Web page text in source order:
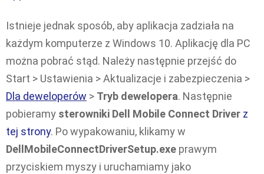
Istnieje jednak sposób, aby aplikacja zadziała na
każdym komputerze z Windows 10. Aplikację dla PC
można pobrać stąd. Należy następnie przejść do
Start > Ustawienia > Aktualizacje i zabezpieczenia >
Dla deweloperów > Tryb dewelopera. Następnie
pobieramy sterowniki Dell Mobile Connect Driver z
tej strony. Po wypakowaniu, klikamy w
DellMobileConnectDriverSetup.exe prawym
przyciskiem myszy i uruchamiamy jako